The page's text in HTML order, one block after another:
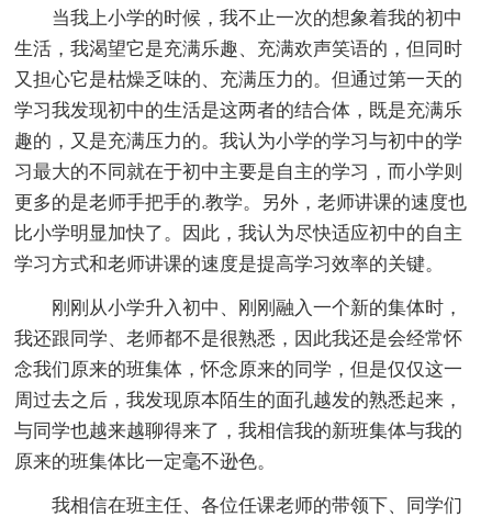
当我上小学的时候，我不止一次的想象着我的初中
生活，我渴望它是充满乐趣、充满欢声笑语的，但同时
又担心它是枯燥乏味的、充满压力的。但通过第一天的
学习我发现初中的生活是这两者的结合体，既是充满乐
趣的，又是充满压力的。我认为小学的学习与初中的学
习最大的不同就在于初中主要是自主的学习，而小学则
更多的是老师手把手的.教学。另外，老师讲课的速度也
比小学明显加快了。因此，我认为尽快适应初中的自主
学习方式和老师讲课的速度是提高学习效率的关键。
刚刚从小学升入初中、刚刚融入一个新的集体时，
我还跟同学、老师都不是很熟悉，因此我还是会经常怀
念我们原来的班集体，怀念原来的同学，但是仅仅这一
周过去之后，我发现原本陌生的面孔越发的熟悉起来，
与同学也越来越聊得来了，我相信我的新班集体与我的
原来的班集体比一定毫不逊色。
我相信在班主任、各位任课老师的带领下、同学们